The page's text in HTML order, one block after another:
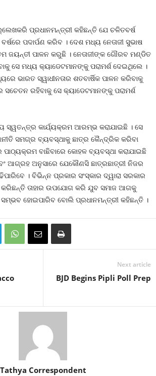
ପ୍ରଧାନମନ୍ତ୍ରୀ କହିଛନ୍ତି ଯେ ଚଳିତବର୍ଷ
ପଦାର୍ପଣ କରିବ । ଦେଶ ମଧ୍ୟ ନେତାଜୀ ସୁଭାଷ
ଜୟନ୍ତୀ ପାଳନ କରୁଛି । ନେତାଜୀଙ୍କ ଗୌରବ ମଣ୍ଡିତ
ସେ ମଧ୍ୟ କ୍ୟାଡେଟମାନଙ୍କୁ ପରାମର୍ଶ ଦେଇଥିଲେ ।
ଭାରତ ସ୍ୱାଧୀନତାର ଶତବାର୍ଷିକ ପାଳନ କରିବାକୁ
ସଚେତନ ରହିବାକୁ ସେ କ୍ୟାଡେଟମାନଙ୍କୁ ପରାମର୍ଶ
ସ୍ୱତନ୍ତ୍ର କାର୍ଯ୍ୟକ୍ରମ ଆରମ୍ଭ କରାଯାଇଛି । ସେ
ସମଗ୍ର ବ୍ୟବସ୍ଥାକୁ ଛାତ୍ର କୈନ୍ଦ୍ରିକ କରିବା
ବାଛିବାରେ କୋହଳ ବ୍ୟବସ୍ଥା କରାଯାଇଛି
ଆଗ୍ରହ ଅନୁସାରେ ଯେକୌଣସି ଛାତ୍ରଛାତ୍ରୀ ନିଜର
। ବିଭିନ୍ନ ପ୍ରକାର ସଂସ୍କାର ଦ୍ୱାରା ସରକାର
ତାହାର ଉପଯୋଗ କରି ଯୁବ ସମାଜ ଆଗକୁ
ହୋଇପାରିବ ବୋଲି ପ୍ରଧାନମନ୍ତ୍ରୀ କହିଛନ୍ତି ।
Next article
BJD Begins Pipli Poll Prep
Tathya Correspondent